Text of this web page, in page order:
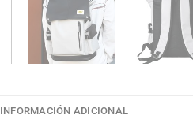
INFORMACIÓN ADICIONAL